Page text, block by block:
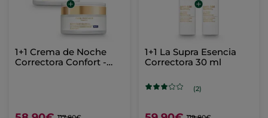
1+1 Crema de Noche
Correctora Confort -
1+1 La Supra Esencia
Correctora 30 ml
(2)